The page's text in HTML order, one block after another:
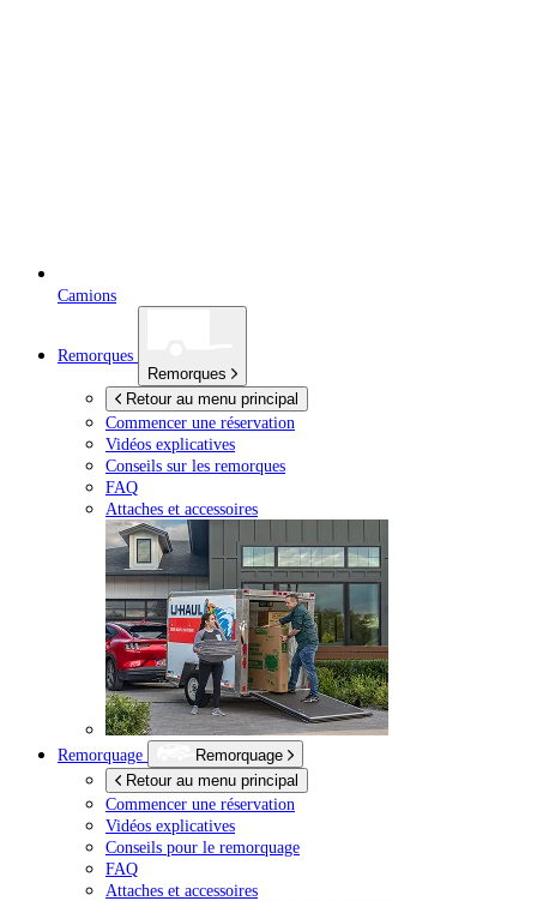
Camions
Remorques
Remorques
Retour au menu principal
Commencer une réservation
Vidéos explicatives
Conseils sur les remorques
FAQ
Attaches et accessoires
Remorquage
Remorquage
Retour au menu principal
Commencer une réservation
Vidéos explicatives
Conseils pour le remorquage
FAQ
Attaches et accessoires